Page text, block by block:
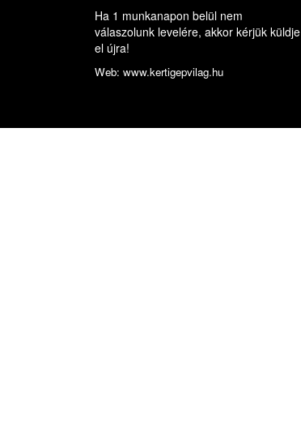
Ha 1 munkanapon belül nem
válaszolunk levelére, akkor kérjük küldje
el újra!
Web: www.kertigepvilag.hu